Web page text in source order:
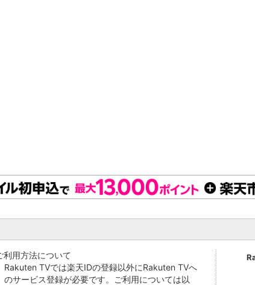
利用方法について
Rakuten TVでは楽天IDの登録以外にRakuten TVへ
のサービス登録が必要です。ご利用については以